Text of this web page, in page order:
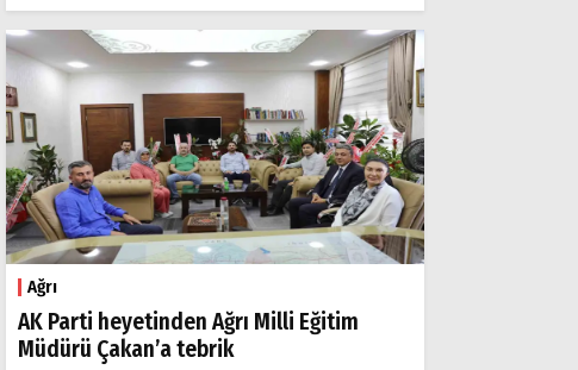
Ağrı
AK Parti heyetinden Ağrı Milli Eğitim
Müdürü Çakan’a tebrik